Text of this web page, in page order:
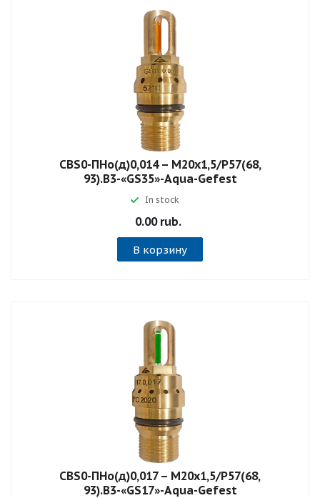
СВS0-ПНо(д)0,014 – М20х1,5/Р57(68,
93).В3-«GS35»-Aqua-Gefest
In stock
0.00 rub.
В корзину
СВS0-ПНо(д)0,017 – М20х1,5/Р57(68,
93).В3-«GS17»-Aqua-Gefest